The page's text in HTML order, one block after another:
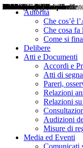
Autorità
Che cos’è
Che cosa fa
Come si
Delibere
Atti e Documenti
Accordi e
Atti di
Pareri,
Relazioni
Relazioni
Audizioni
Misure di
Media ed Eventi
Comunicati
Delibere
Pareri
Consultazioni
Audizioni
Atti di Segnalazione
Accordi e Protocolli
Relazioni annuali
Misure di regolazione
Notizie
Comunicati Stampa
Bollettini ART
Convegni ART
Interviste del Presidente
Articoli in primo piano
Interventi del Presidente
2004
2005
2010
2013
2014
2015
2016
2017
2018
2019
202
2020
2021
2022
2023
2024
2025
2026
Aereo
Marittimo
Terrestre